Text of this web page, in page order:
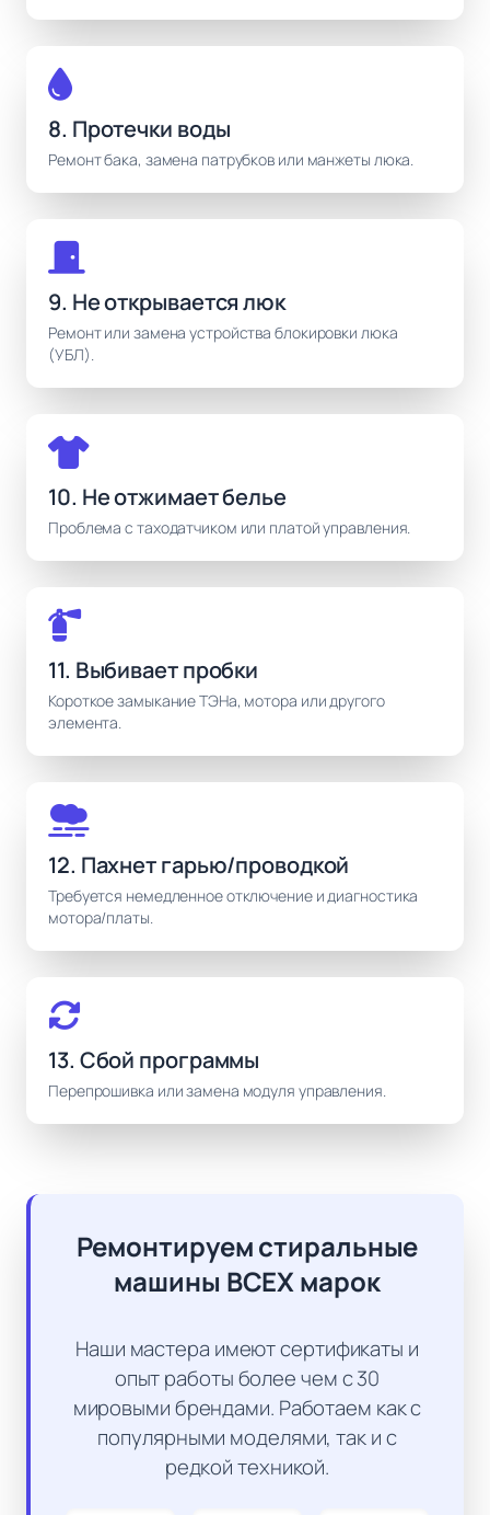
8. Протечки воды
Ремонт бака, замена патрубков или манжеты люка.
9. Не открывается люк
Ремонт или замена устройства блокировки люка
(УБЛ).
10. Не отжимает белье
Проблема с таходатчиком или платой управления.
11. Выбивает пробки
Короткое замыкание ТЭНа, мотора или другого
элемента.
12. Пахнет гарью/проводкой
Требуется немедленное отключение и диагностика
мотора/платы.
13. Сбой программы
Перепрошивка или замена модуля управления.
Ремонтируем стиральные
машины ВСЕХ марок
Наши мастера имеют сертификаты и
опыт работы более чем с 30
мировыми брендами. Работаем как с
популярными моделями, так и с
редкой техникой.